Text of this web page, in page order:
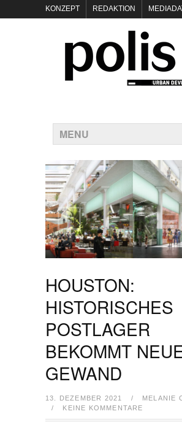
KONZEPT REDAKTION
POLIS KEYNOTES
KONTAKT DATENSCHUTZ
MENU
HOUSTON:
HISTORISCHES
POSTLAGER
BEKOMMT
GEWAND
13. DEZEMBER 2021 /
MELANIE
/
KEINE KOMMENTARE